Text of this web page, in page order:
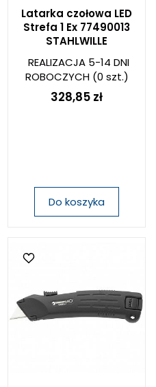
Latarka czołowa LED
Strefa 1 Ex 77490013
STAHLWILLE
REALIZACJA 5-14 DNI
ROBOCZYCH(0 szt.)
328,85 zł
Do koszyka